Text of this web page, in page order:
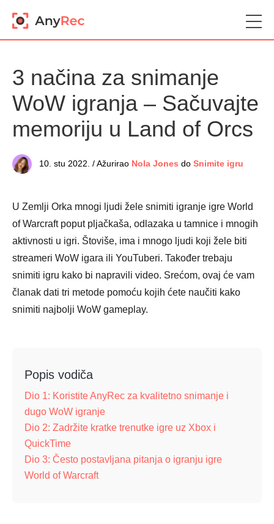
3 načina za snimanje
WoW igranja – Sačuvajte
memoriju u Land of Orcs
10. stu 2022. / Ažurirao Nola Jones do Snimite igru
U Zemlji Orka mnogi ljudi žele snimiti igranje igre World
of Warcraft poput pljačkaša, odlazaka u tamnice i mnogih
aktivnosti u igri. Štoviše, ima i mnogo ljudi koji žele biti
streameri WoW igara ili YouTuberi. Također trebaju
snimiti igru kako bi napravili video. Srećom, ovaj će vam
članak dati tri metode pomoću kojih ćete naučiti kako
snimiti najbolji WoW gameplay.
Popis vodiča
Dio 1: Koristite AnyRec za kvalitetno snimanje i
dugo WoW igranje
Dio 2: Zadržite kratke trenutke igre uz Xbox i
QuickTime
Dio 3: Često postavljana pitanja o igranju igre
World of Warcraft